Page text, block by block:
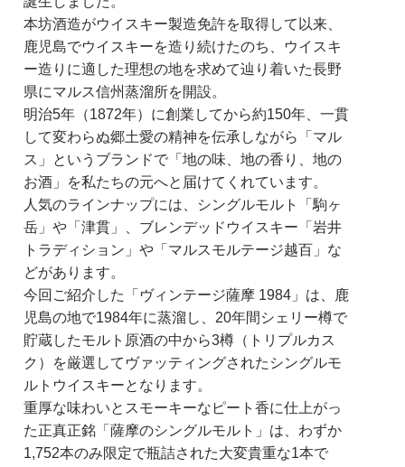
本坊酒造がウイスキー製造免許を取得して以来、
鹿児島でウイスキーを造り続けたのち、ウイスキ
ー造りに適した理想の地を求めて辿り着いた長野
県にマルス信州蒸溜所を開設。
明治5年（1872年）に創業してから約150年、一貫
して変わらぬ郷土愛の精神を伝承しながら「マル
ス」というブランドで「地の味、地の香り、地の
お酒」を私たちの元へと届けてくれています。
人気のラインナップには、シングルモルト「駒ヶ
岳」や「津貫」、ブレンデッドウイスキー「岩井
トラディション」や「マルスモルテージ越百」な
どがあります。
今回ご紹介した「ヴィンテージ薩摩 1984」は、鹿
児島の地で1984年に蒸溜し、20年間シェリー樽で
貯蔵したモルト原酒の中から3樽（トリプルカス
ク）を厳選してヴァッティングされたシングルモ
ルトウイスキーとなります。
重厚な味わいとスモーキーなピート香に仕上がっ
た正真正銘「薩摩のシングルモルト」は、わずか
1,752本のみ限定で瓶詰された大変貴重な1本で